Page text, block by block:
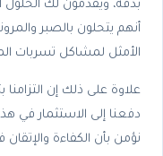
بدقة، ويقدمون لك الحلول
أنهم يتحلون بالصبر
الأمثل لمشاكل تسربات
علاوة على ذلك إن
دفعنا إلى الاستثمار في
نؤمن بأن الكفاءة